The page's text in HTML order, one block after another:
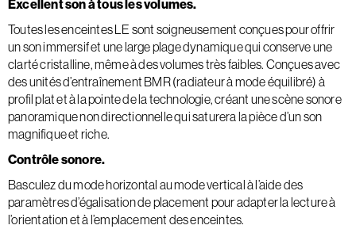
Excellent son à tous les volumes.
Toutes les enceintes LE sont soigneusement conçues pour offrir
un son immersif et une large plage dynamique qui conserve une
clarté cristalline, même à des volumes très faibles. Conçues avec
des unités d’entraînement BMR (radiateur à mode équilibré) à
profil plat et à la pointe de la technologie, créant une scène sonore
panoramique non directionnelle qui saturera la pièce d’un son
magnifique et riche.
Contrôle sonore.
Basculez du mode horizontal au mode vertical à l’aide des
paramètres d’égalisation de placement pour adapter la lecture à
l’orientation et à l’emplacement des enceintes.